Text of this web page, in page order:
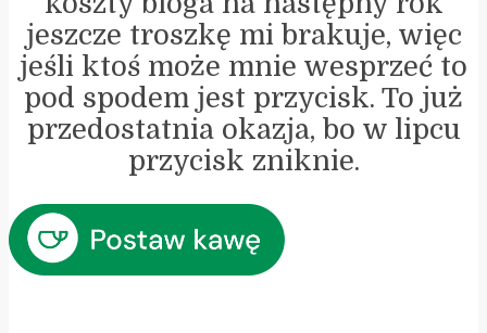
jeszcze troszkę mi brakuje, więc
jeśli ktoś może mnie wesprzeć to
pod spodem jest przycisk. To już
przedostatnia okazja, bo w lipcu
przycisk zniknie.